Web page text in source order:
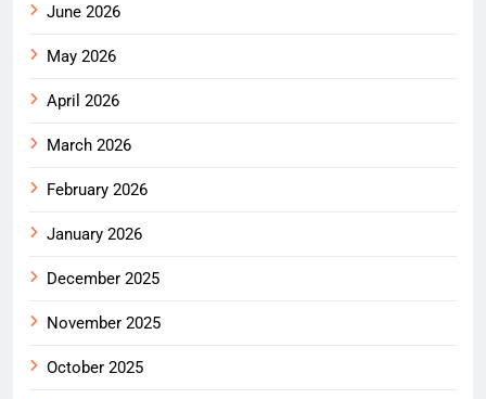
June 2026
May 2026
April 2026
March 2026
February 2026
January 2026
December 2025
November 2025
October 2025